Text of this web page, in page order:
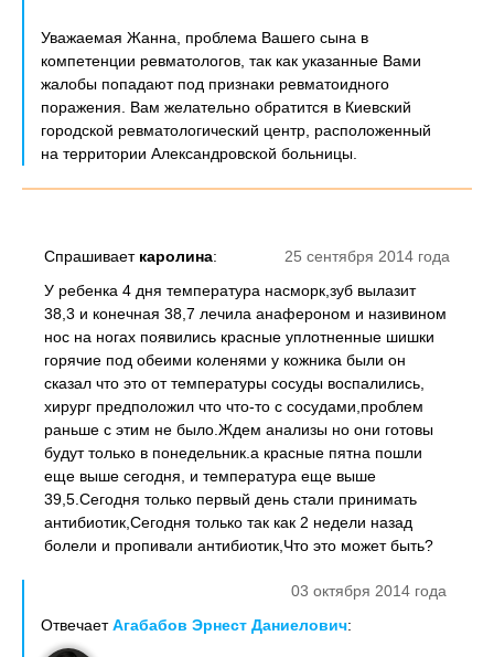
Уважаемая Жанна, проблема Вашего сына в
компетенции ревматологов, так как указанные Вами
жалобы попадают под признаки ревматоидного
поражения. Вам желательно обратится в Киевский
городской ревматологический центр, расположенный
на территории Александровской больницы.
25 сентября 2014 года
Спрашивает каролина:
У ребенка 4 дня температура насморк,зуб вылазит
38,3 и конечная 38,7 лечила анафероном и називином
нос на ногах появились красные уплотненные шишки
горячие под обеими коленями у кожника были он
сказал что это от температуры сосуды воспалились,
хирург предположил что что-то с сосудами,проблем
раньше с этим не было.Ждем анализы но они готовы
будут только в понедельник.а красные пятна пошли
еще выше сегодня, и температура еще выше
39,5.Сегодня только первый день стали принимать
антибиотик,Сегодня только так как 2 недели назад
болели и пропивали антибиотик,Что это может быть?
03 октября 2014 года
ОтвечаетАгабабов Эрнест Даниелович: